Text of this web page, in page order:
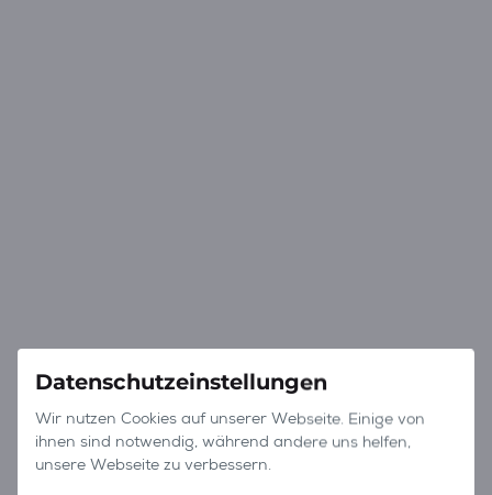
Datenschutzeinstellungen
Wir nutzen Cookies auf unserer Webseite. Einige von
ihnen sind notwendig, während andere uns helfen,
unsere Webseite zu verbessern.